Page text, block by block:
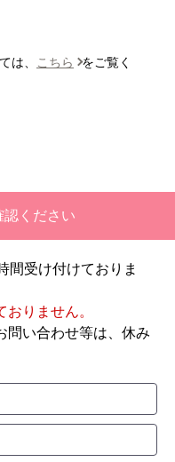
したか？】
た点は、ただ一
である。
の説明もなく、慌
は、 こちら
をご覧く
認ください
間受け付けておりま
りません。
い合わせ等は、休み